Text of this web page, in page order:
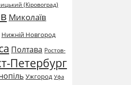
(Кіровоград)
Миколаїв
Нижній Новгород
Полтава Ростов-
Петербург
Ужгород Уфа